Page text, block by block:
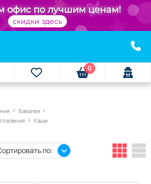
офис по лучшим ценам!
скидки здесь
0
Бакалея
Каши
по: